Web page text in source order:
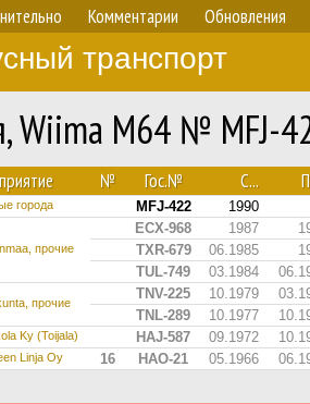
Комментарии Обновления
транспорт
Wiima M64 № MFJ-
№ Гос.№ С...
города MFJ-422 1990
прочие
ECX-968 1987
TXR-679
06.1985
TUL-749
03.1984
прочие
TNV-225 10.1979
TNL-289
10.1977
Ky (Toijala) HAJ-587 09.1972
Linja Oy 16 HAO-21 05.1966